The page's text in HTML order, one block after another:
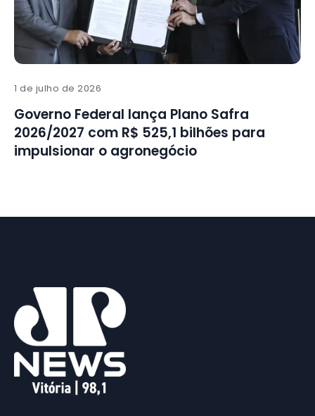
1 de julho de 2026
Governo Federal lança Plano Safra
2026/2027 com R$ 525,1 bilhões para
impulsionar o agronegócio